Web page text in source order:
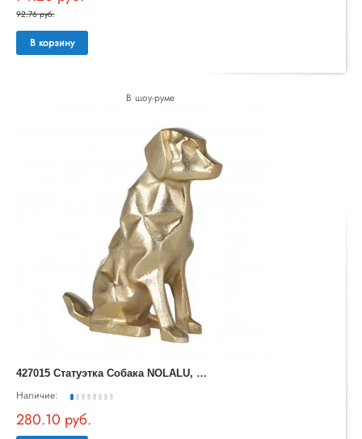
92.76 руб.
В корзину
В шоу-руме
4
27015 Статуэтка Собака NOLALU, L200, B80, H245, алюминий, цвет никель
Наличие:
280.10 руб.